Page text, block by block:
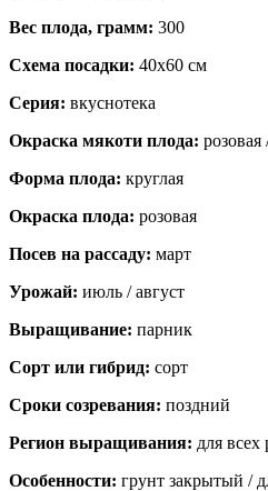
Вес плода, грамм: 300
Схема посадки: 40х60 см
Серия: вкуснотека
Окраска мякоти плода: розовая
Форма плода: круглая
Окраска плода: розовая
Посев на рассаду: март
Урожай: июль / август
Выращивание: парник
Сорт или гибрид: сорт
Сроки созревания: поздний
Регион выращивания: для всех
Особенности: грунт закрытый /